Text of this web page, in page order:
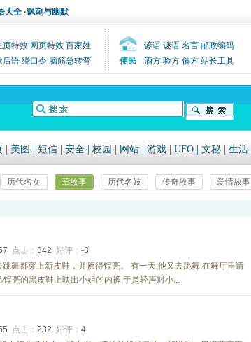
大全 ·讽刺与幽默
页特效 网页特效 百家姓
后语 绕口令 脑筋急转弯
谚语 谜语 名言 邮政编码
便民
酒方 验方 偏方 站长工具
美图 短信 安全 校园 网站 游戏 UFO 文秘 生活
历代名女 荤故事 历代名妓 传奇故事 爱情故事
点击： 342 好评： -3
舞都穿上新皮鞋，并擦得锃亮。 有一天,他又去跳舞.在舞厅里请
亮的黑皮鞋上映出小姐的内裤,于是轻声对小...
点击： 232 好评： 4